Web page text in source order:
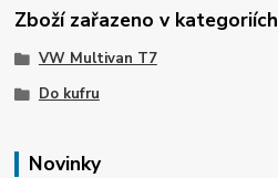
Novinky
Zboží zařazeno v kategoriích
VW Multivan T7
Do kufru